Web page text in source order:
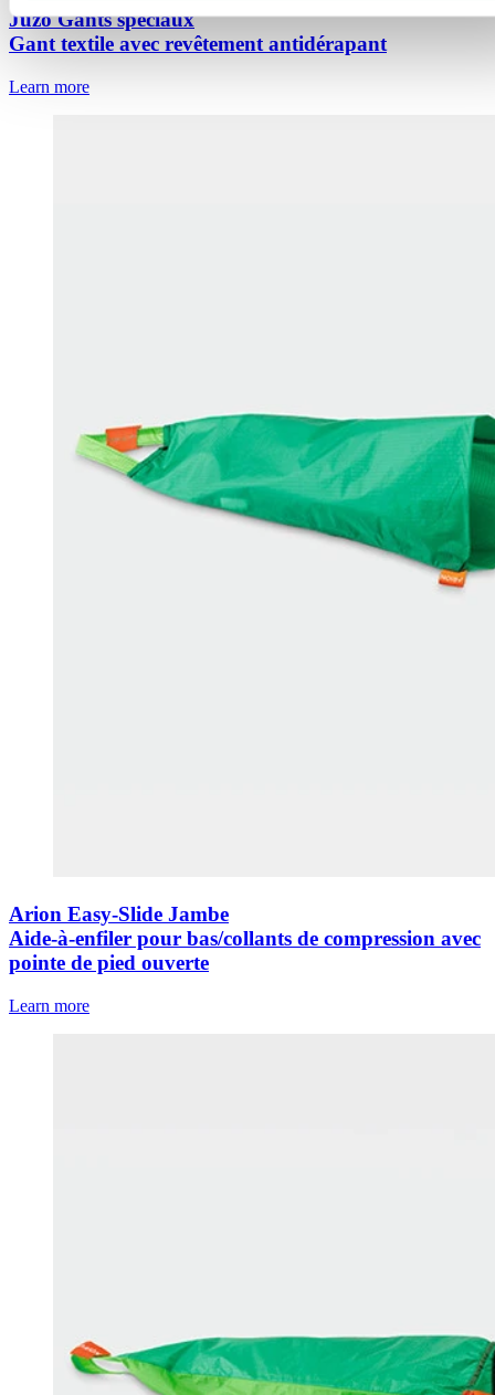
Juzo Gants spéciaux
Gant textile avec revêtement antidérapant
Learn more
Arion Easy-Slide Jambe
Aide-à-enfiler pour bas/collants de compression avec
pointe de pied ouverte
Learn more